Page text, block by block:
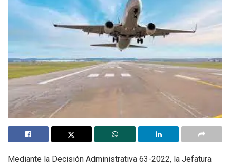
Mediante la Decisión Administrativa 63-2022, la Jefatura